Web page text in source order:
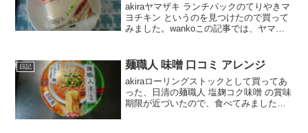
akiraヤマザキ ランチパックのてりやきマ
ヨチキン というのを見つけたので買って
みました。wankoこの記事では、ヤマザ
て紹介するよ！お買い得アイテムが大集
合！買...
日記 麺職人 味噌 口コミ アレンジ
akiraローリングストックとして買ってあ
った、日清の麺職人 塩麹コク味噌 の賞味
期限が近づいたので、食べてみました。